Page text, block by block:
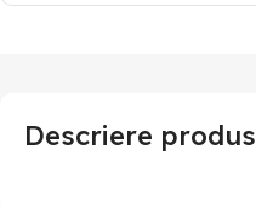
Descriere produs